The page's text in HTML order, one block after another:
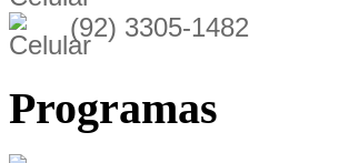
(92) 3305-1482
Programas